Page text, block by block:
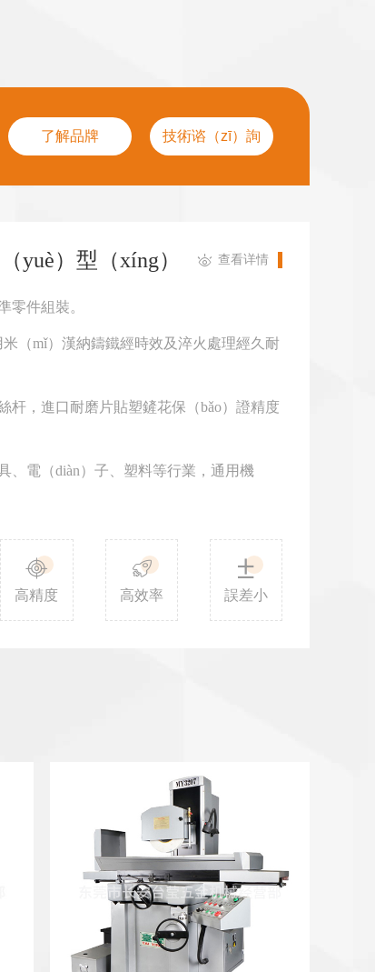
了解品牌 技術谘（zī）詢
yuè）型（xíng）  查看详情
零件組裝。
米（mǐ）漢納鑄鐵經時效及淬火處理經久耐
杆，進口耐磨片貼塑鏟花保（bǎo）證精度
、電（diàn）子、塑料等行業，通用機

高精度

高效率

誤差小